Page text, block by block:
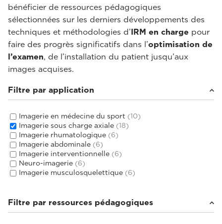
bénéficier de ressources pédagogiques
sélectionnées sur les derniers développements des
techniques et méthodologies d’IRM en charge pour
faire des progrès significatifs dans l’optimisation de
l’examen, de l’installation du patient jusqu’aux
images acquises.
Filtre par application
Imagerie en médecine du sport (10)
Imagerie sous charge axiale (18)
Imagerie rhumatologique (6)
Imagerie abdominale (6)
Imagerie interventionnelle (6)
Neuro-imagerie (6)
Imagerie musculosquelettique (6)
Filtre par ressources pédagogiques